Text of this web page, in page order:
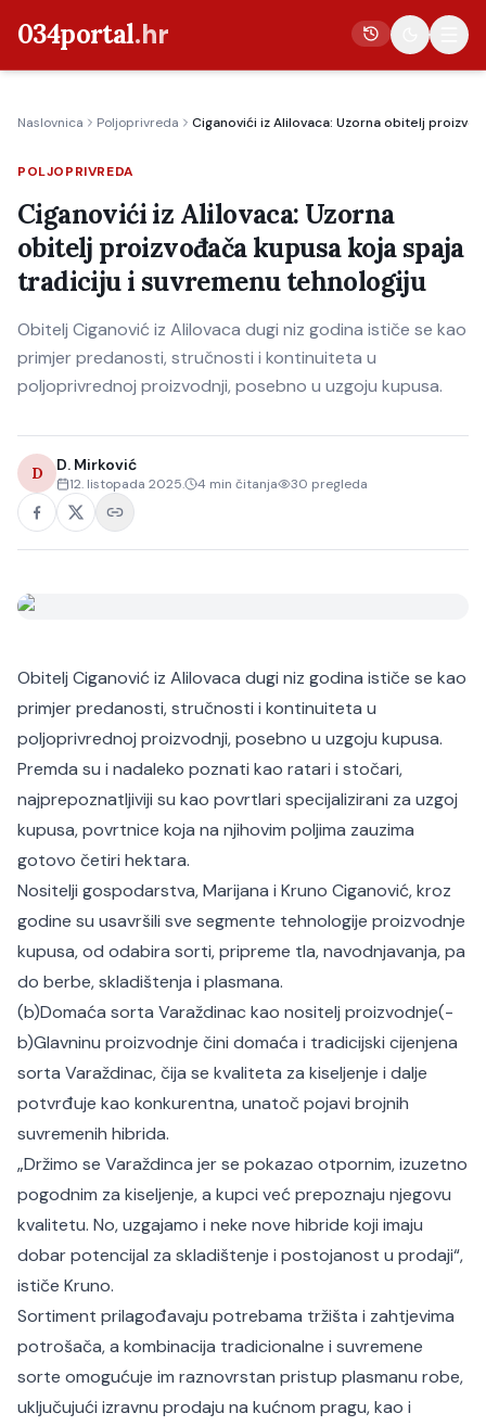
034portal.hr
Crna kronika
Poljoprivreda
Politika
Gospodarstvo
Život
Naslovnica Poljoprivreda Ciganovići iz Alilovaca: Uzorna obitelj
POLJOPRIVREDA
Ciganovići iz Alilovaca: Uzorna
obitelj proizvođača kupusa koja spaja
tradiciju i suvremenu tehnologiju
Obitelj Ciganović iz Alilovaca dugi niz godina ističe se kao
primjer predanosti, stručnosti i kontinuiteta u
poljoprivrednoj proizvodnji, posebno u uzgoju kupusa.
D D. Mirković
12. listopada 2025. 4 min čitanja 30 pregleda
Obitelj Ciganović iz Alilovaca dugi niz godina ističe se kao
primjer predanosti, stručnosti i kontinuiteta u
poljoprivrednoj proizvodnji, posebno u uzgoju kupusa.
Premda su i nadaleko poznati kao ratari i stočari,
najprepoznatljiviji su kao povrtlari specijalizirani za uzgoj
kupusa, povrtnice koja na njihovim poljima zauzima
gotovo četiri hektara.
Nositelji gospodarstva, Marijana i Kruno Ciganović, kroz
godine su usavršili sve segmente tehnologije proizvodnje
kupusa, od odabira sorti, pripreme tla, navodnjavanja, pa
do berbe, skladištenja i plasmana.
(b)Domaća sorta Varaždinac kao nositelj proizvodnje(-
b)Glavninu proizvodnje čini domaća i tradicijski cijenjena
sorta Varaždinac, čija se kvaliteta za kiseljenje i dalje
potvrđuje kao konkurentna, unatoč pojavi brojnih
suvremenih hibrida.
„Držimo se Varaždinca jer se pokazao otpornim, izuzetno
pogodnim za kiseljenje, a kupci već prepoznaju njegovu
kvalitetu. No, uzgajamo i neke nove hibride koji imaju
dobar potencijal za skladištenje i postojanost u prodaji“,
ističe Kruno.
Sortiment prilagođavaju potrebama tržišta i zahtjevima
potrošača, a kombinacija tradicionalne i suvremene
sorte omogućuje im raznovrstan pristup plasmanu robe,
uključujući izravnu prodaju na kućnom pragu, kao i